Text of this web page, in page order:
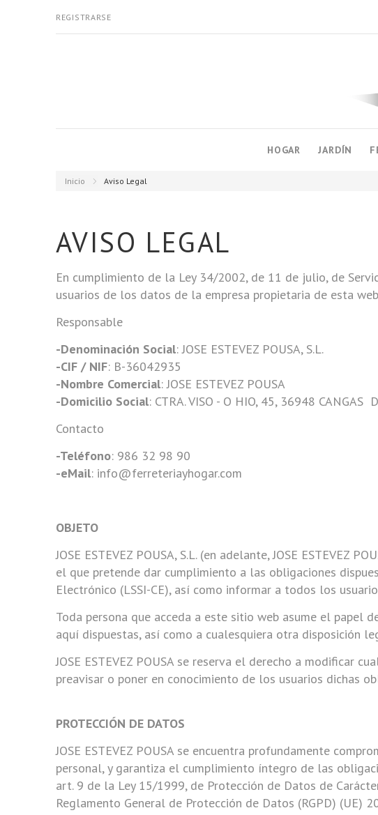
REGISTRARSE
HOGAR JARDÍN
Inicio Aviso Legal
AVISO LEGAL
En cumplimiento de la Ley 34/2002, de 11 de julio, de
usuarios de los datos de la empresa propietaria de esta
Responsable
-Denominación Social: JOSE ESTEVEZ POUSA, S.L.
-CIF / NIF: B-36042935
-Nombre Comercial: JOSE ESTEVEZ POUSA
-Domicilio Social: CTRA. VISO - O HIO, 45, 36948 CANGAS
Contacto
-Teléfono: 986 32 98 90
-eMail: info@ferreteriayhogar.com
OBJETO
JOSE ESTEVEZ POUSA, S.L. (en adelante, JOSE
el que pretende dar cumplimiento a las obligaciones
Electrónico (LSSI-CE), así como informar a todos los
Toda persona que acceda a este sitio web asume el papel
aquí dispuestas, así como a cualesquiera otra disposición
JOSE ESTEVEZ POUSA se reserva el derecho a modificar
preavisar o poner en conocimiento de los usuarios dichas
PROTECCIÓN DE DATOS
JOSE ESTEVEZ POUSA se encuentra profundamente
personal, y garantiza el cumplimiento íntegro de las
art. 9 de la Ley 15/1999, de Protección de Datos de
Reglamento General de Protección de Datos (RGPD)